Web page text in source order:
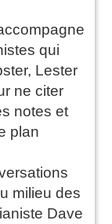
qui
Lester
ne citer
notes et
plan
milieu des
Dave